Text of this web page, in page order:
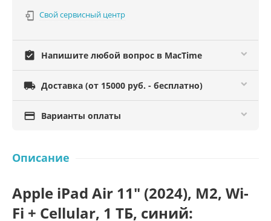
 Свой сервисный центр
assignment_turned_in Напишите любой вопрос в MacTime
 Доставка (от 15000 руб. - бесплатно)
 Варианты оплаты
Описание
Apple iPad Air 11" (2024), M2, Wi-
Fi + Cellular, 1 ТБ, синий: